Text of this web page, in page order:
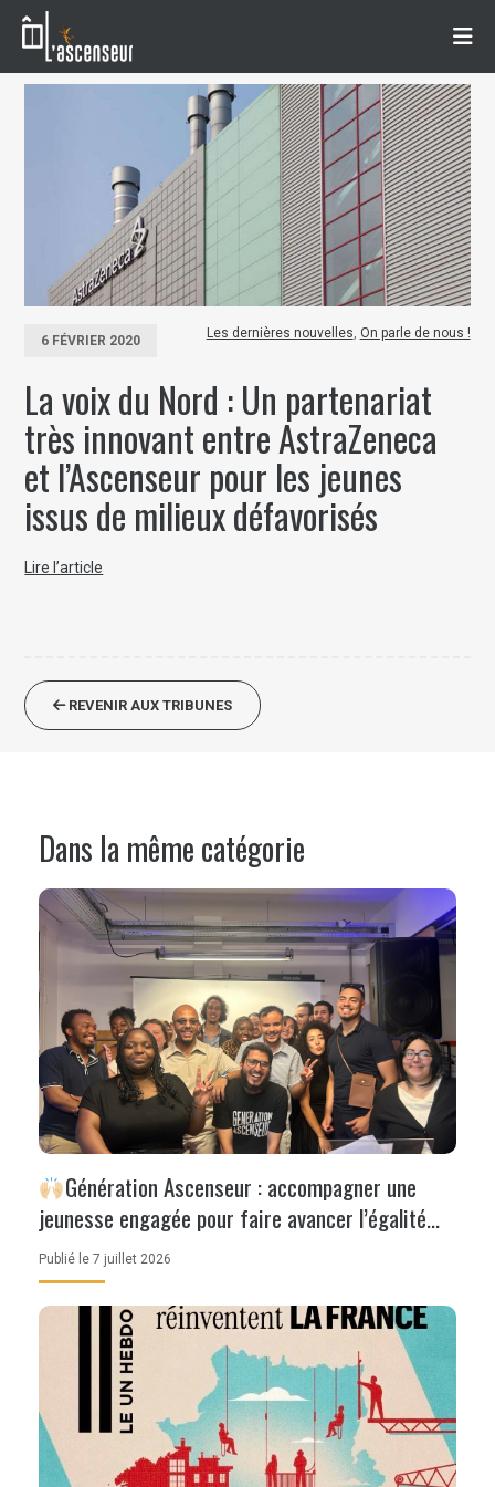
6 FÉVRIER 2020 Les dernières nouvelles, On parle de nous !
La voix du Nord : Un partenariat
très innovant entre AstraZeneca
et l’Ascenseur pour les jeunes
issus de milieux défavorisés
Lire l’article
REVENIR AUX TRIBUNES
Dans la même catégorie
Génération Ascenseur : accompagner une
jeunesse engagée pour faire avancer l’égalité
des chances
Publié le 7 juillet 2026